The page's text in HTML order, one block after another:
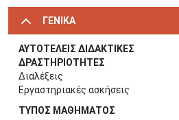
ΓΕΝΙΚΑ
ΑΥΤΟΤΕΛΕΙΣ ΔΙΔΑΚΤΙΚΕΣ
ΔΡΑΣΤΗΡΙΟΤΗΤΕΣ
Διαλέξεις
Εργαστηριακές ασκήσεις
ΤΥΠΟΣ ΜΑΘΗΜΑΤΟΣ